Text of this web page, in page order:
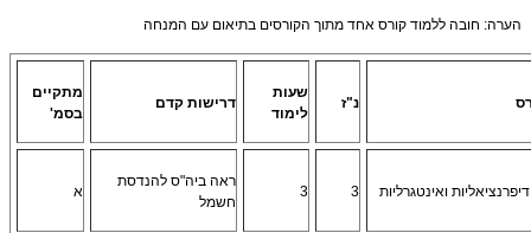
הערה: חובה ללמוד קורס אחד מתוך הקורסים בתיאום עם המנחה
נ"ז
שעות
לימוד
דרישות קדם
מתקיים
בסמ'
ואינטגרליות 3
3
ראה ביה"ס להנדסת
חשמל
א